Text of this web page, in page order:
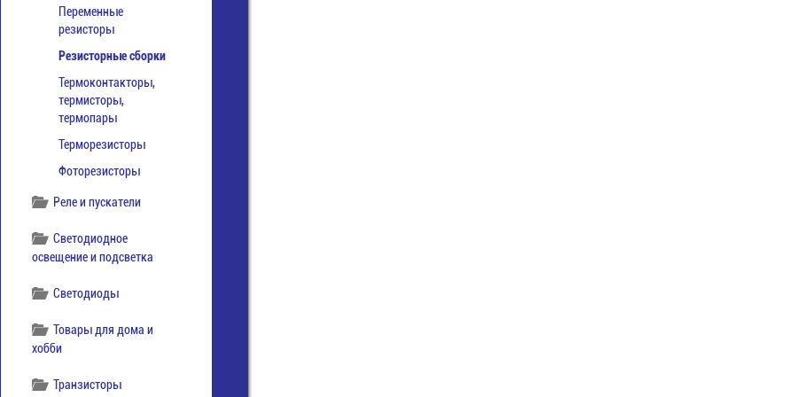
Переменные
резисторы
Резисторные сборки
Термоконтакторы,
термисторы,
термопары
Терморезисторы
Фоторезисторы
Реле и пускатели
Светодиодное
освещение и подсветка
Светодиоды
Товары для дома и
хобби
Транзисторы